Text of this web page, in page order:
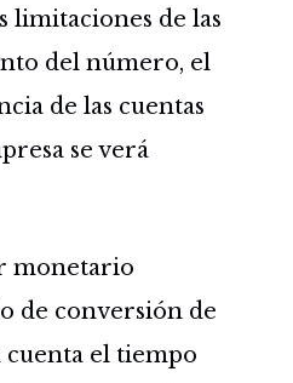
limitaciones de las
del número, el
de las cuentas
se verá
monetario
de conversión de
el tiempo